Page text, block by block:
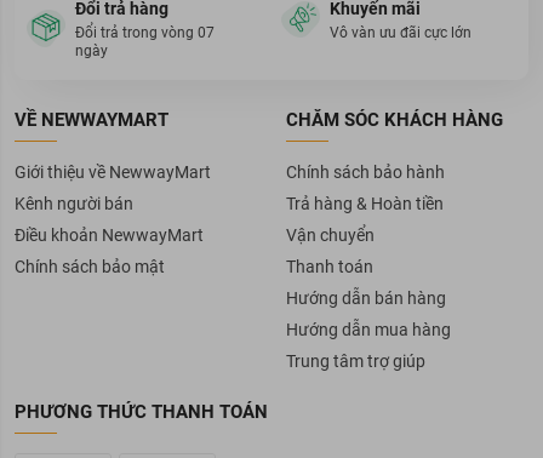
Ưu thế nổi bật:
Lactic Acid, Lactoserum giảm tình trạng khô, ngứa, kháng
khuẩn, kháng nấm, kháng viêm, ngăn kích ứng và ngăn ngừa
sự phát triển của vi khuẩn có hại.
Đổi trả hàng
Đổi trả trong vòng 07
ngày
Khuyến mãi
Vô vàn ưu đãi cực lớn
VỀ NEWWAYMART
Giới thiệu về NewwayMart
Kênh người bán
Điều khoản NewwayMart
Chính sách bảo mật
CHĂM SÓC KHÁCH HÀNG
Chính sách bảo hành
Trả hàng & Hoàn tiền
Vận chuyển
Thanh toán
Hướng dẫn bán hàng
Hướng dẫn mua hàng
Trung tâm trợ giúp
PHƯƠNG THỨC THANH TOÁN